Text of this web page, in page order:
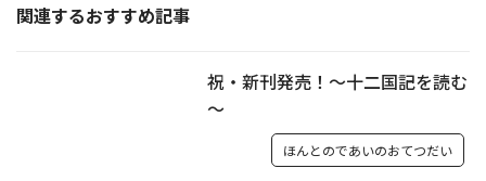
関連するおすすめ記事
祝・新刊発売！～十二国記を読む
～
ほんとのであいのおてつだい